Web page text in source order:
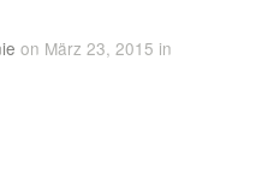
on März 23, 2015 in